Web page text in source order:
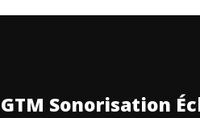
GTM Sonorisation